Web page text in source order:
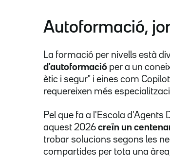
Autoformació,
La formació per nivells està
d'autoformació per a un
ètic i segur" i eines com
requereixen més
Pel que fa a l'Escola
aquest 2026 creïn un
trobar solucions segons les
compartides per tota una